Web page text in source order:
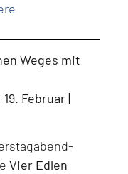
Weges mit
Februar |
Vier Edlen